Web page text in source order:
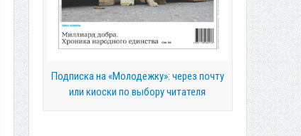
Подписка на «Молодежку»: через почту
или киоски по выбору читателя